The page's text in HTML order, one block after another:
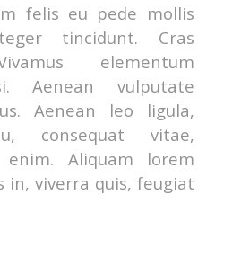
felis eu pede mollis
tincidunt. Cras
elementum
Aenean vulputate
Aenean leo ligula,
consequat vitae,
Aliquam lorem
in, viverra quis, feugiat